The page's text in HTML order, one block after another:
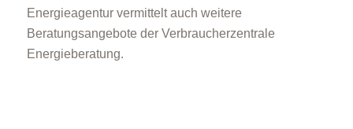
Energieagentur vermittelt auch weitere
Beratungsangebote der Verbraucherzentrale
Energieberatung.